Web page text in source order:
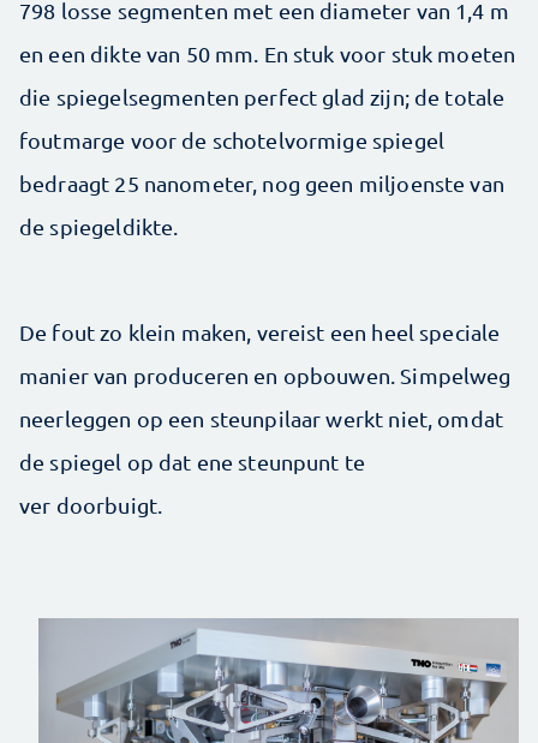
798 losse segmenten met een diameter van 1,4 m
en een dikte van 50 mm. En stuk voor stuk moeten
die spiegelsegmenten perfect glad zijn; de totale
foutmarge voor de schotelvormige spiegel
bedraagt 25 nanometer, nog geen miljoenste van
de spiegeldikte.
De fout zo klein maken, vereist een heel spe­ciale
manier van produceren en opbouwen. Simpel­weg
neerleggen op een steunpilaar werkt niet, omdat
de spiegel op dat ene steunpunt te
ver doorbuigt.